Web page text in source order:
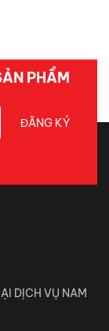
PHẨM
DỊCH VỤ NAM